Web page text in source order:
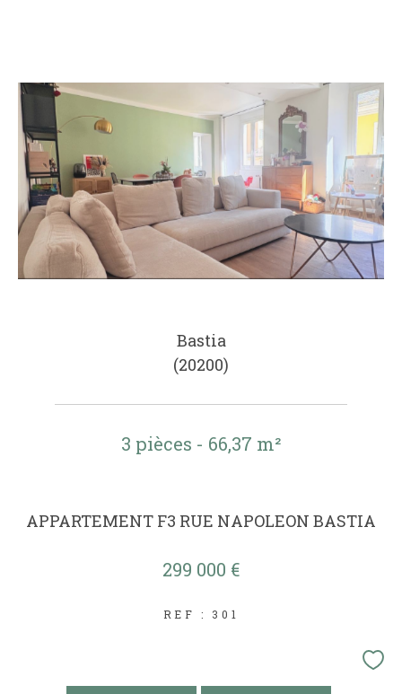
Bastia
(20200)
3 pièces - 66,37 m²
APPARTEMENT F3 RUE NAPOLEON BASTIA
299 000 €
REF : 301